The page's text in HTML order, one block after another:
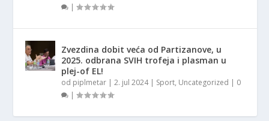
|
Zvezdina dobit veća od Partizanove, u
2025. odbrana SVIH trofeja i plasman u
plej-of EL!
od piplmetar |2. jul 2024| Sport, Uncategorized | 0
|